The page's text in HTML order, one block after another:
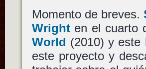
Momento de breves.
Wrighten el cuarto
World (2010) y este
este proyecto y